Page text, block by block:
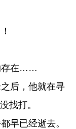
存在……
后，他就在寻
找打。
早已经逝去。